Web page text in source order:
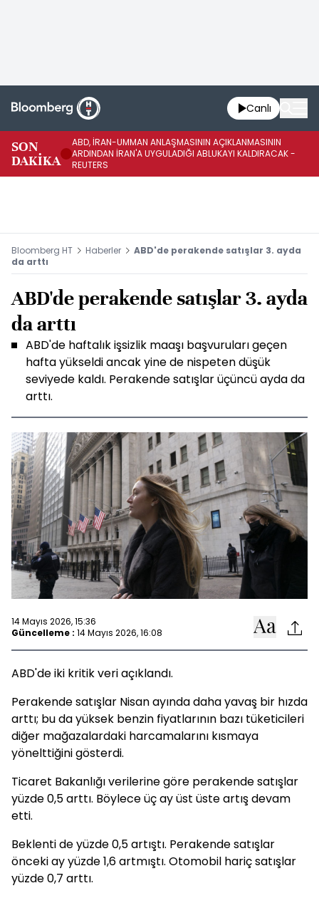
Canlı
SON
DAKİKA
ABD, İRAN-UMMAN ANLAŞMASININ AÇIKLANMASININ
ARDINDAN İRAN'A UYGULADIĞI ABLUKAYI KALDIRACAK -
REUTERS
Bloomberg HT Haberler
ABD'de perakende satışlar 3. ayda
da arttı
ABD'de perakende satışlar 3. ayda
da arttı
ABD'de haftalık işsizlik maaşı başvuruları geçen
hafta yükseldi ancak yine de nispeten düşük
seviyede kaldı. Perakende satışlar üçüncü ayda da
arttı.
14 Mayıs 2026, 15:36
Güncelleme : 14 Mayıs 2026, 16:08
ABD'de iki kritik veri açıklandı.
Perakende satışlar Nisan ayında daha yavaş bir hızda
arttı; bu da yüksek benzin fiyatlarının bazı tüketicileri
diğer mağazalardaki harcamalarını kısmaya
yönelttiğini gösterdi.
Ticaret Bakanlığı verilerine göre perakende satışlar
yüzde 0,5 arttı. Böyleceüç ay üst üste artış devam
etti.
Beklenti de yüzde 0,5 artıştı. Perakende satışlar
önceki ay yüzde 1,6 artmıştı. Otomobil hariç satışlar
yüzde 0,7 arttı.